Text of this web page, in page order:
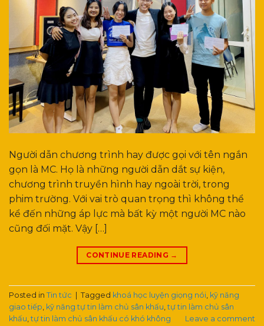
Người dẫn chương trình hay được gọi với tên ngắn
gọn là MC. Họ là những người dẫn dắt sự kiện,
chương trình truyền hình hay ngoài trời, trong
phim trường. Với vai trò quan trọng thì không thể
kể đến những áp lực mà bất kỳ một người MC nào
cũng đối mặt. Vậy […]
CONTINUE READING →
Posted in Tin tức Tagged khoá học luyện giọng nói, kỹ năng
giao tiếp, kỹ năng tự tin làm chủ sân khấu,tự tin làm chủ sân
khấu,tự tin làm chủ sân khấu có khó không Leave a comment